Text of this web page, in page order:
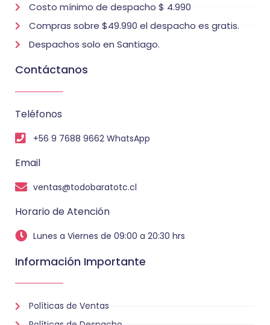
Costo mínimo de despacho $ 4.990
Compras sobre $49.990 el despacho es gratis.
Despachos solo en Santiago.
Contáctanos
Teléfonos
+56 9 7688 9662 WhatsApp
Email
ventas@todobaratotc.cl
Horario de Atención
Lunes a Viernes de 09:00 a 20:30 hrs
Información Importante
Políticas de Ventas